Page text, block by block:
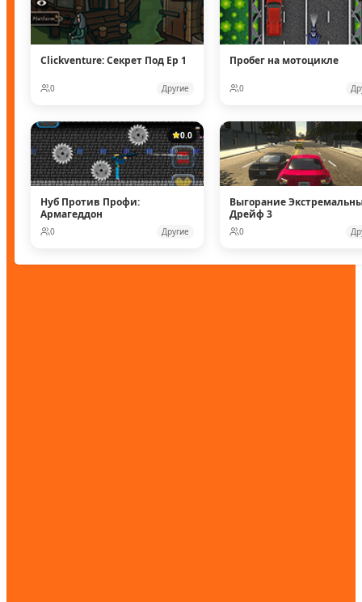
Clickventure: Секрет Под Ep 1
0 Другие
Пробег на мотоцикле
0
0.0
Нуб Против Профи:
Армагеддон
0 Другие
Выгорание
Дрейф 3
0